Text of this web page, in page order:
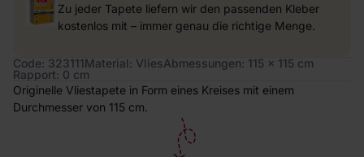
Zu jeder Tapete liefern wir den passenden Kleber
kostenlos mit – immer genau die richtige Menge.
Code: 323111Material: VliesAbmessungen: 115 x 115 cm
Rapport: 0 cm
Originelle Vliestapete in Form eines Kreises mit einem
Durchmesser von 115 cm.